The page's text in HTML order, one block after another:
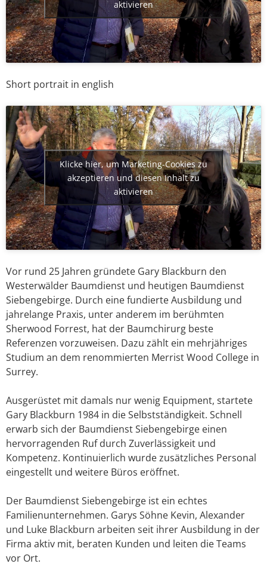
aktivieren
Short portrait in english
Klicke hier, um Marketing-Cookies zu
akzeptieren und diesen Inhalt zu
aktivieren
Vor rund 25 Jahren gründete Gary Blackburn den
Westerwälder Baumdienst und heutigen Baumdienst
Siebengebirge. Durch eine fundierte Ausbildung und
jahrelange Praxis, unter anderem im berühmten
Sherwood Forrest, hat der Baumchirurg beste
Referenzen vorzuweisen. Dazu zählt ein mehrjähriges
Studium an dem renommierten Merrist Wood College in
Surrey.
Ausgerüstet mit damals nur wenig Equipment, startete
Gary Blackburn 1984 in die Selbstständigkeit. Schnell
erwarb sich der Baumdienst Siebengebirge einen
hervorragenden Ruf durch Zuverlässigkeit und
Kompetenz. Kontinuierlich wurde zusätzliches Personal
eingestellt und weitere Büros eröffnet.
Der Baumdienst Siebengebirge ist ein echtes
Familienunternehmen. Garys Söhne Kevin, Alexander
und Luke Blackburn arbeiten seit ihrer Ausbildung in der
Firma aktiv mit, beraten Kunden und leiten die Teams
vor Ort.